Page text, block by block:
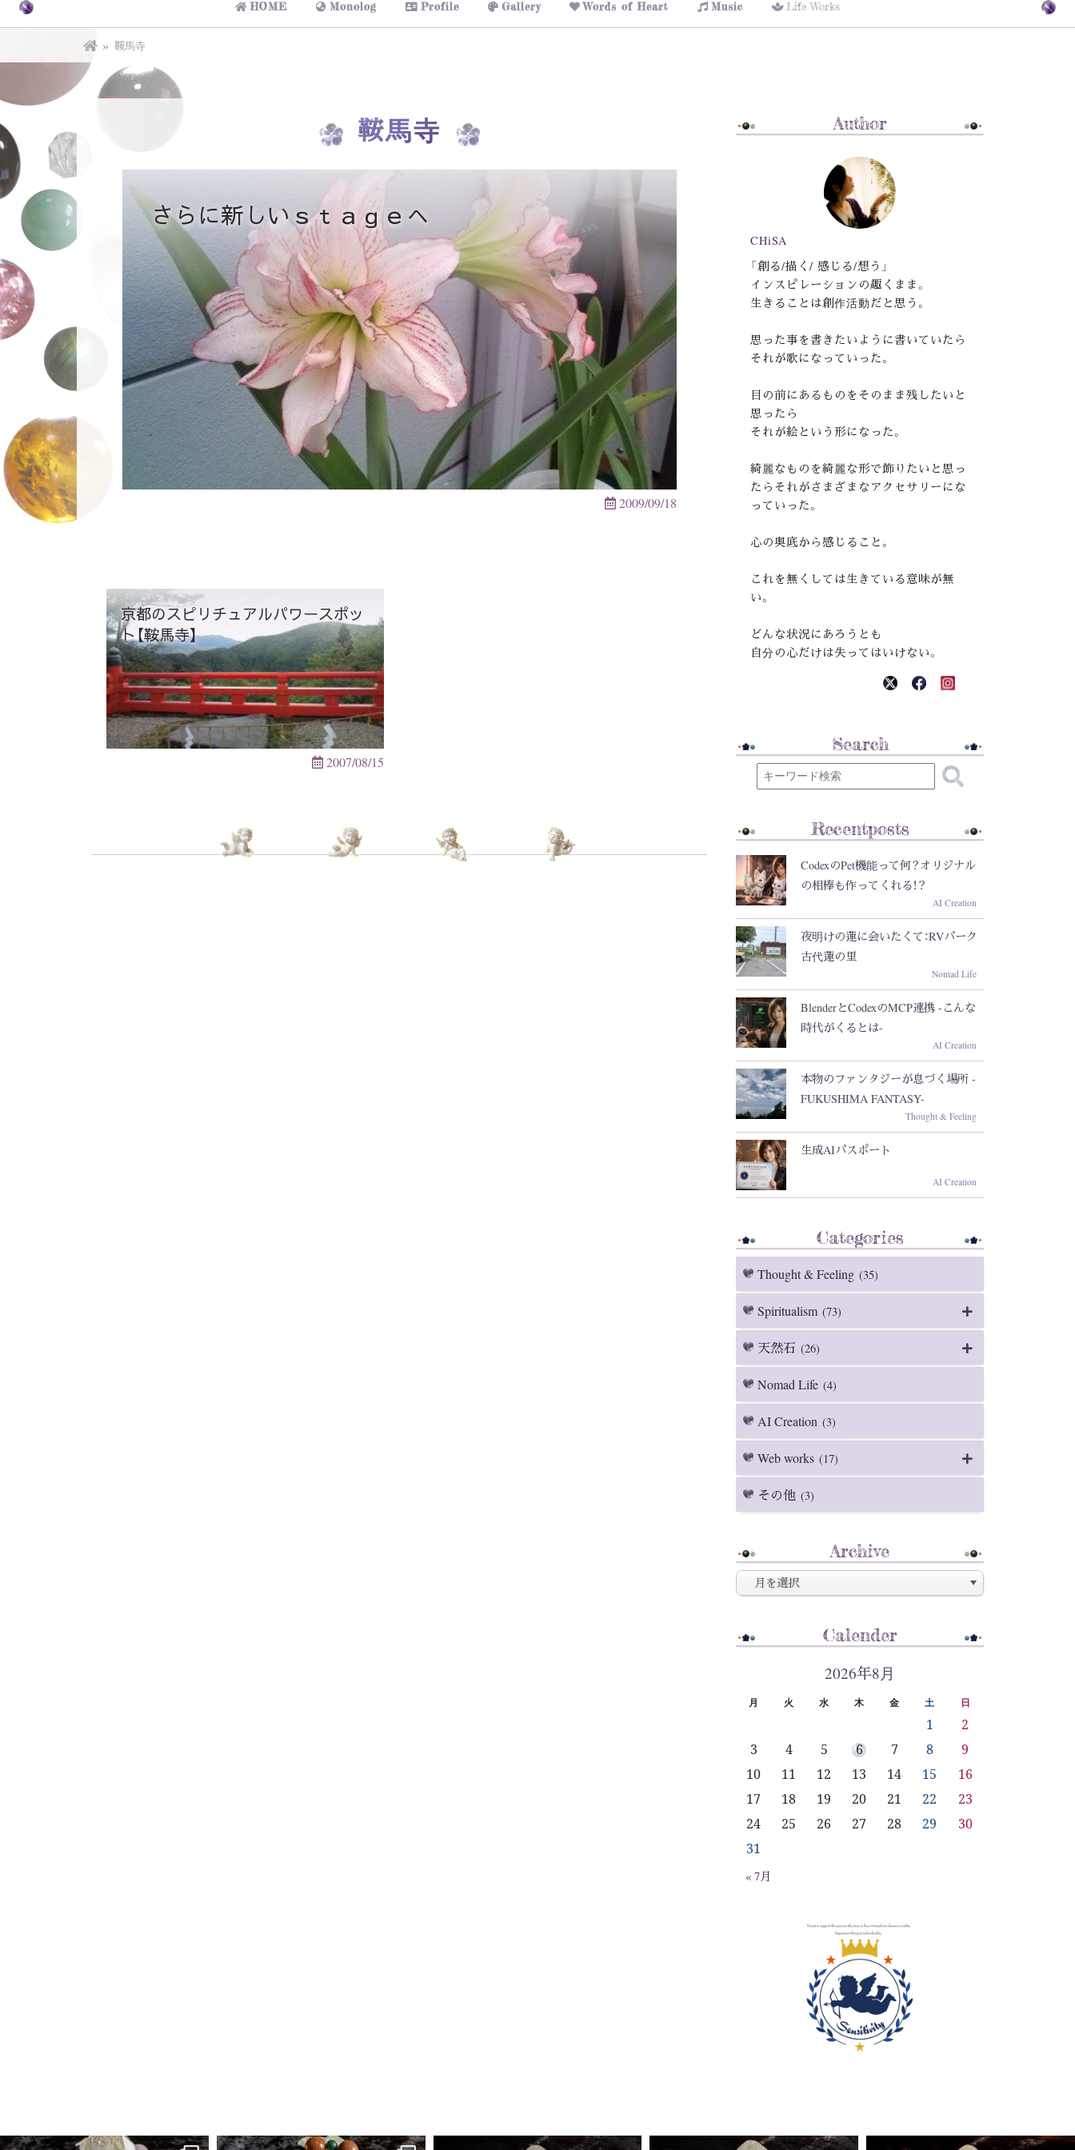
HOME Monolog Profile Gallery Words of Heart Music Life Works
鞍馬寺
鞍馬寺
さらに新しいｓｔａｇｅへ
2009/09/18
京都のスピリチュアルパワースポッ
ト【鞍馬寺】
2007/08/15
Author
CHiSA
「創る/描く/ 感じる/想う」
インスピレーションの趣くまま。
生きることは創作活動だと思う。
思った事を書きたいように書いていたら
それが歌になっていった。
目の前にあるものをそのまま残したいと
思ったら
それが絵という形になった。
綺麗なものを綺麗な形で飾りたいと思っ
たらそれがさまざまなアクセサリーにな
っていった。
心の奥底から感じること。
これを無くしては生きている意味が無
い。
どんな状況にあろうとも
自分の心だけは失ってはいけない。
Search
Recentposts
CodexのPet機能って何？オリジナル
の相棒も作ってくれる！？
AI Creation
夜明けの蓮に会いたくて：RVパーク
古代蓮の里
Nomad Life
BlenderとCodexのMCP連携 -こんな
時代がくるとは-
AI Creation
本物のファンタジーが息づく場所 -
FUKUSHIMA FANTASY-
Thought & Feeling
生成AIパスポート
AI Creation
Categories
Thought & Feeling (35)
Spiritualism (73)
天然石 (26)
Nomad Life (4)
AI Creation (3)
Web works (17)
その他 (3)
Archive
Calender
2026年8月
月 火 水 木 金 土 日
1
2
3
4 5 6 7 8
9
10
11 12 13 14 15
16
17
18 19 20 21 22
23
24
25 26 27 28 29
30
31
« 7月